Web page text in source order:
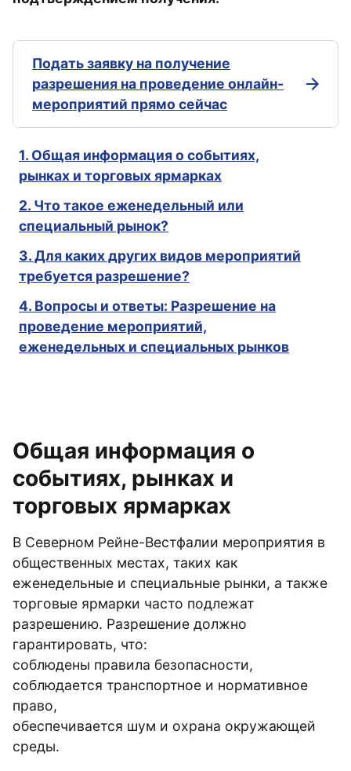
Подать заявку на получение
разрешения на проведение онлайн-
мероприятий прямо сейчас
Общая информация о
событиях, рынках и
торговых ярмарках
В Северном Рейне-Вестфалии мероприятия в
общественных местах, таких как
еженедельные и специальные рынки, а также
торговые ярмарки часто подлежат
разрешению. Разрешение должно
гарантировать, что:
соблюдены правила безопасности,
соблюдается транспортное и нормативное
право,
обеспечивается шум и охрана окружающей
среды.
1. Общая информация о событиях,
рынках и торговых ярмарках
2. Что такое еженедельный или
специальный рынок?
3. Для каких других видов мероприятий
требуется разрешение?
4. Вопросы и ответы: Разрешение на
проведение мероприятий,
еженедельных и специальных рынков